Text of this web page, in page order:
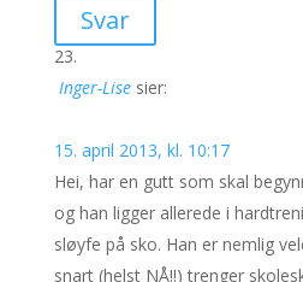
Svar
Inger-Lise sier:
15. april 2013, kl. 10:17
Hei, har en gutt som skal
og han ligger allerede i
sløyfe på sko. Han er nemlig
snart (helst NÅ!!) trenger